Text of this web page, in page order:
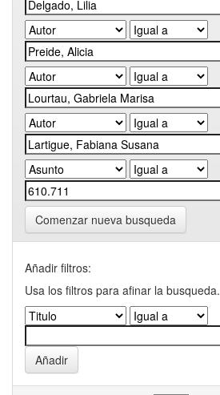
Comenzar nueva busqueda
Añadir filtros:
Usa los filtros para afinar la busqueda.